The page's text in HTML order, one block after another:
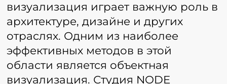
визуализация играет важную роль в
архитектуре, дизайне и других
отраслях. Одним из наиболее
эффективных методов в этой
области является объектная
визуализация. Студия NODE